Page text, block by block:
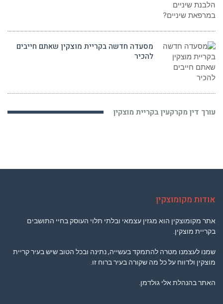
מסעדה חדשה בקריית מוצקין שאתם חייבים
להכיר
עורך דין מקרקעין בקריית מוצקין
אודות מקומוצקין
אתר מקומוצקין הוא מגזין עצמאי ובלתי תלוי העוסק בחיי התושבים
בקריית מוצקין.
שמנו לעצמנו מטרה להתמקד בעשייה, נתינה ובכל הטוב שיש בעיר קריית
מוצקין ולדווח על כל מה שקורה בעיר ברוח זו.
האתר בהנהלת אלי גולדמן.